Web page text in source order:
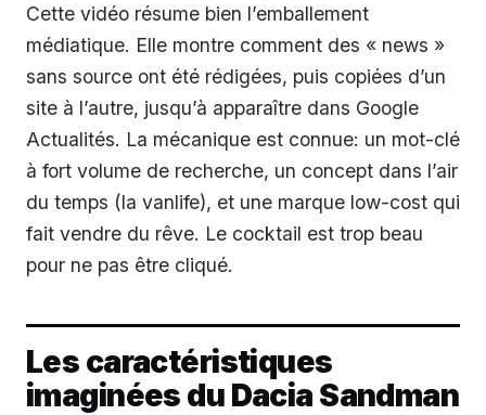
Cette vidéo résume bien l’emballement
médiatique. Elle montre comment des « news »
sans source ont été rédigées, puis copiées d’un
site à l’autre, jusqu’à apparaître dans Google
Actualités. La mécanique est connue: un mot-clé
à fort volume de recherche, un concept dans l’air
du temps (la vanlife), et une marque low-cost qui
fait vendre du rêve. Le cocktail est trop beau
pour ne pas être cliqué.
Les caractéristiques
imaginées du Dacia Sandman